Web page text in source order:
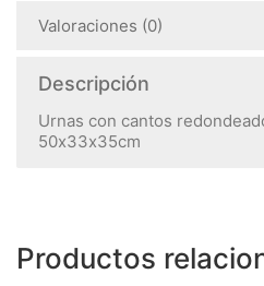
Valoraciones (0)
Descripción
Urnas con cantos
50x33x35cm
Productos